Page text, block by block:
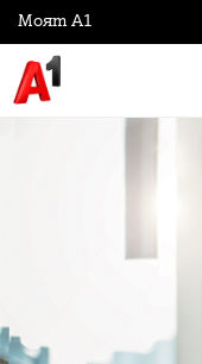
Моят А1